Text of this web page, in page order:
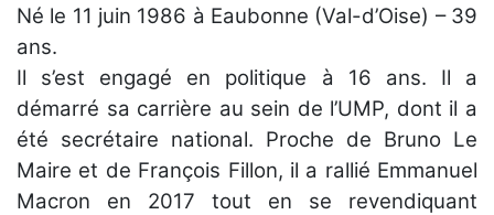
Né le 11 juin 1986 à Eaubonne (Val-d’Oise) – 39
ans.
Il s’est engagé en politique à 16 ans. Il a
démarré sa carrière au sein de l’UMP, dont il a
été secrétaire national. Proche de Bruno Le
Maire et de François Fillon, il a rallié Emmanuel
Macron en 2017 tout en se revendiquant